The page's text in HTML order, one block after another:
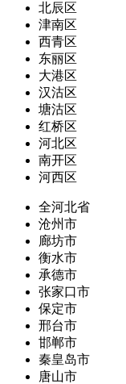
北辰区
津南区
西青区
东丽区
大港区
汉沽区
塘沽区
红桥区
河北区
南开区
河西区
全河北省
沧州市
廊坊市
衡水市
承德市
张家口市
保定市
邢台市
邯郸市
秦皇岛市
唐山市